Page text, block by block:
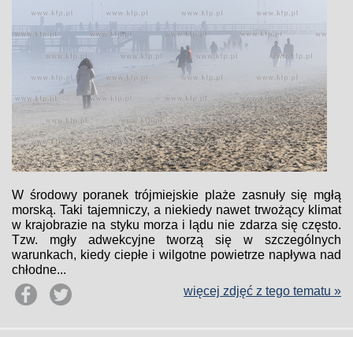
W środowy poranek trójmiejskie plaże zasnuły się mgłą
morską. Taki tajemniczy, a niekiedy nawet trwożący klimat
w krajobrazie na styku morza i lądu nie zdarza się często.
Tzw. mgły adwekcyjne tworzą się w szczególnych
warunkach, kiedy ciepłe i wilgotne powietrze napływa nad
chłodne...
więcej zdjęć z tego tematu »